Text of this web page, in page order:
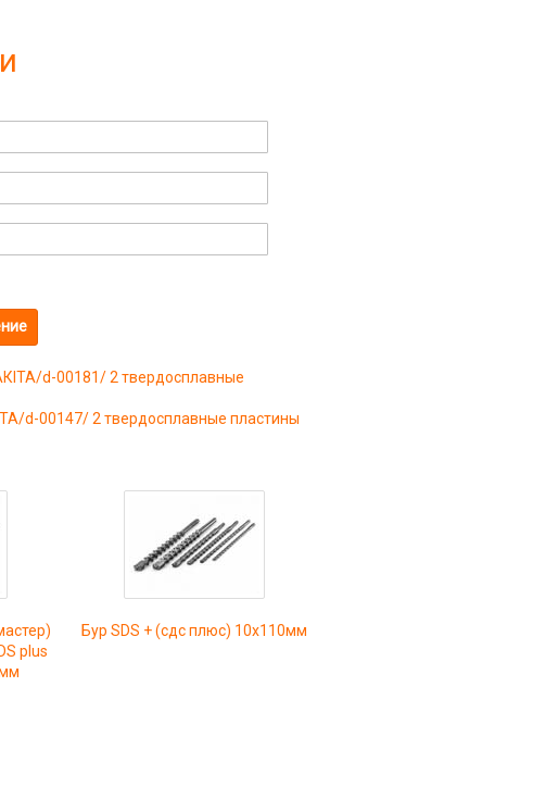
d-00181/ 2 твердосплавные
d-00147/ 2 твердосплавные пластины
plus
Бур SDS + (сдс плюс) 10х110мм